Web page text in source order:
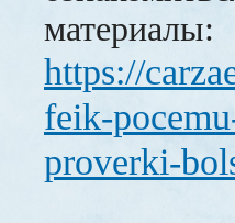
материалы:
https://
feik-
proverki-